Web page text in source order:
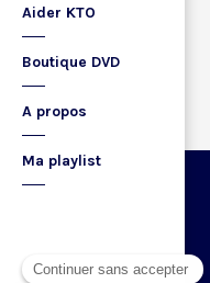
Aider KTO
Boutique DVD
A propos
Ma playlist